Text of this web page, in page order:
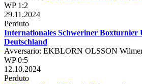
WP 1:2
29.11.2024
Perduto
Internationales Schweriner Boxturnier
Deutschland
Avversario: EKBLORN OLSSON
WP 0:5
12.10.2024
Perduto